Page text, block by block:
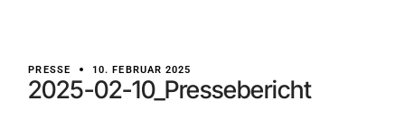
PRESSE 10. FEBRUAR 2025
2025-02-10_Pressebericht